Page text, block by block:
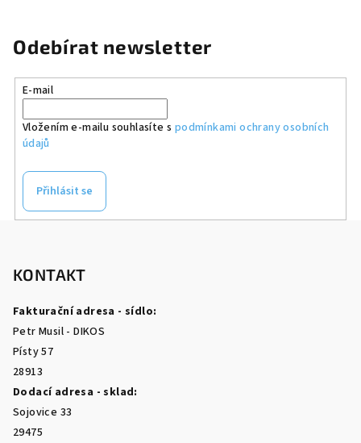
Odebírat newsletter
E-mail
Vložením e-mailu souhlasíte s podmínkami ochrany osobních
údajů
Přihlásit se
KONTAKT
Fakturační adresa - sídlo:
Petr Musil - DIKOS
Písty 57
28913
Dodací adresa - sklad:
Sojovice 33
29475